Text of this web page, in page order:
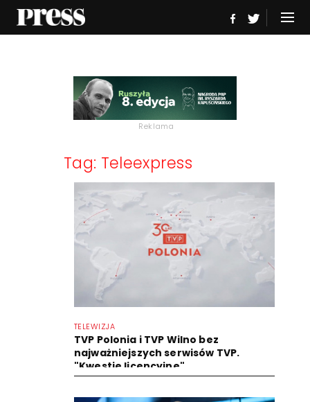
Reklama
Tag: Teleexpress
TELEWIZJA
TVP Polonia i TVP Wilno bez
najważniejszych serwisów TVP.
"Kwestie licencyjne"